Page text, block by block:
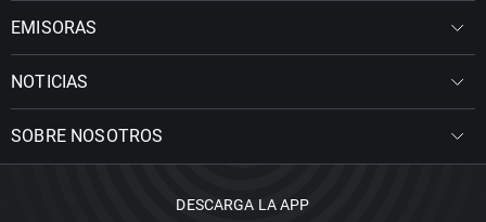
EMISORAS
NOTICIAS
SOBRE NOSOTROS
DESCARGA LA APP